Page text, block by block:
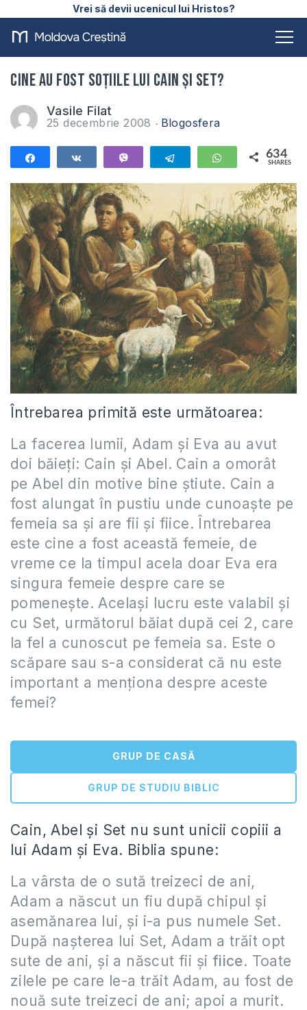
Vrei să devii ucenicul lui Hristos?
Cine au fost soţiile lui Cain şi Set?
Vasile Filat
25 decembrie 2008 Blogosfera
Telegram WhatsApp
634
SHARES
Întrebarea primită este următoarea:
La facerea lumii, Adam şi Eva au avut
doi băieţi: Cain şi Abel. Cain a omorât
pe Abel din motive bine ştiute. Cain a
fost alungat în pustiu unde cunoaşte pe
femeia sa şi are fii şi fiice. Întrebarea
este cine a fost această femeie, de
vreme ce la timpul acela doar Eva era
singura femeie despre care se
pomeneşte. Acelaşi lucru este valabil şi
cu Set, următorul băiat după cei 2, care
la fel a cunoscut pe femeia sa. Este o
scăpare sau s-a considerat că nu este
important a menţiona despre aceste
femei?
GRUP DE CASĂ
GRUP DE STUDIU BIBLIC
Cain, Abel şi Set nu sunt unicii copiii a
lui Adam şi Eva. Biblia spune:
La vârsta de o sută treizeci de ani,
Adam a născut un fiu după chipul şi
asemănarea lui, şi i-a pus numele Set.
După naşterea lui Set, Adam a trăit opt
sute de ani, şi a născut fii şi fiice. Toate
zilele pe care le-a trăit Adam, au fost de
nouă sute treizeci de ani; apoi a murit.